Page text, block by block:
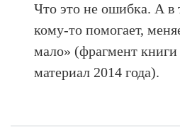
Что это не ошибка. А в
кому-то помогает,
мало» (фрагмент
материал 2014 года).